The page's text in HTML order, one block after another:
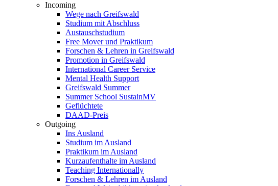
Incoming
Wege nach Greifswald
Studium mit Abschluss
Austauschstudium
Free Mover und Praktikum
Forschen & Lehren in Greifswald
Promotion in Greifswald
International Career Service
Mental Health Support
Greifswald Summer
Summer School SustainMV
Geflüchtete
DAAD-Preis
Outgoing
Ins Ausland
Studium im Ausland
Praktikum im Ausland
Kurzaufenthalte im Ausland
Teaching Internationally
Forschen & Lehren im Ausland